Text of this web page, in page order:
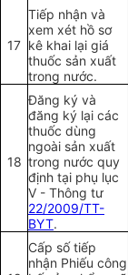
17
Tiếp nhận và
xem xét hồ sơ
kê khai lại giá
thuốc sản xuất
trong nước.
18
Đăng ký và
đăng ký lại các
thuốc dùng
ngoài sản xuất
trong nước quy
định tại phụ lục
V - Thông tư
22/2009/TT-
BYT.
Cấp số tiếp
nhận Phiếu công